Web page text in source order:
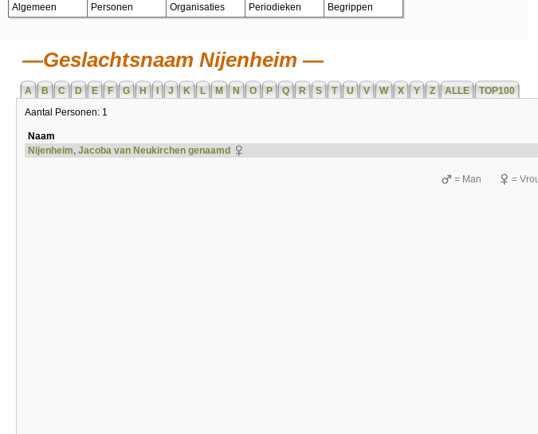
Algemeen Personen Organisaties Periodieken Begrippen
Geslachtsnaam Nijenheim
A B C D E F G H J K L M N O P Q R S T U V W X Y Z ALLE
TOP100
Aantal Personen: 1
Naam
Nijenheim, Jacoba van Neukirchen genaamd
= Man =